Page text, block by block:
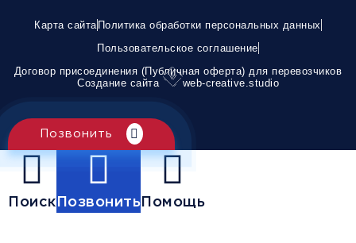
Карта сайта Политика обработки персональных данных
Пользовательское соглашение
Договор присоединения (Публичная оферта) для перевозчиков
Создание сайта
web-creative.studio
Позвонить
ПоискПозвонитьПомощь